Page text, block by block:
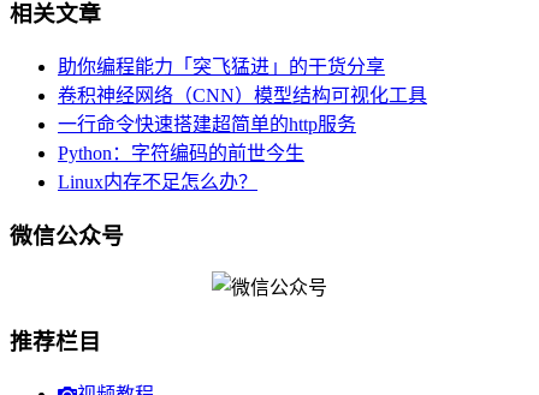
相关文章
助你编程能力「突飞猛进」的干货分享
卷积神经网络（CNN）模型结构可视化工具
一行命令快速搭建超简单的http服务
Python：字符编码的前世今生
Linux内存不足怎么办？
微信公众号
推荐栏目